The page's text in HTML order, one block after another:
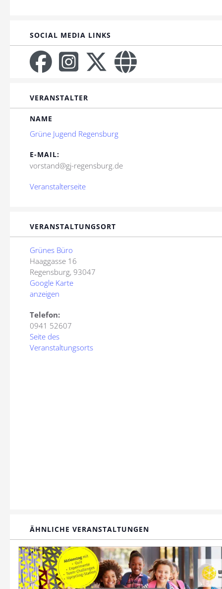
SOCIAL MEDIA LINKS
VERANSTALTER
NAME
Grüne Jugend Regensburg
E-MAIL:
vorstand@gj-regensburg.de
Veranstalterseite
VERANSTALTUNGSORT
Grünes Büro
Haaggasse 16
Regensburg, 93047
Google Karte
anzeigen
Telefon:
0941 52607
Seite des
Veranstaltungsorts
ÄHNLICHE VERANSTALTUNGEN